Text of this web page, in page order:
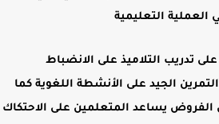
العملية التعليمية
تدريب التلاميذ على الانضباط
الجيد على الأنشطة اللغوية كما
الفروض يساعد المتعلمين على الاحتكاك